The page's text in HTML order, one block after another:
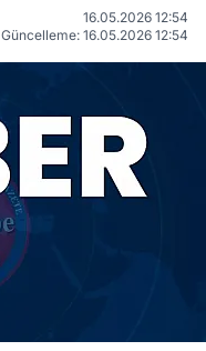
16.05.2026 12:54
Güncelleme: 16.05.2026 12:54